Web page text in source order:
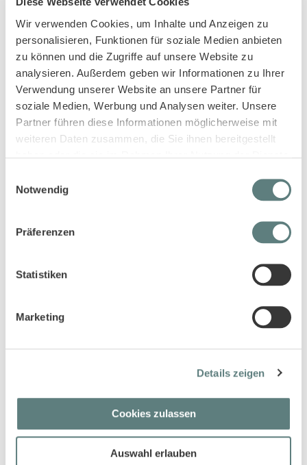
Wir verwenden Cookies, um Inhalte und Anzeigen zu
personalisieren, Funktionen für soziale Medien anbieten
zu können und die Zugriffe auf unsere Website zu
analysieren. Außerdem geben wir Informationen zu Ihrer
Verwendung unserer Website an unsere Partner für
soziale Medien, Werbung und Analysen weiter. Unsere
Partner führen diese Informationen möglicherweise mit
weiteren Daten zusammen, die Sie ihnen bereitgestellt
Notwendig
Präferenzen
Statistiken
Marketing
Details zeigen
Cookies zulassen
Auswahl erlauben
Baby Sweathose in denimblau,
Modell ESSLI
11,45 €
Baby Sweathose in pflaumenlila,
Modell NEVIN
10,95 €
Baby Sweathose mit Baumdruck,
nougatbraun, Modell HAUKE